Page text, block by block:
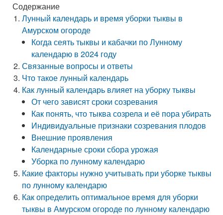
Содержание
Лунный календарь и время уборки тыквы в
Амурском огороде
Когда сеять тыквы и кабачки по Лунному
календарю в 2024 году
Связанные вопросы и ответы
Что такое лунный календарь
Как лунный календарь влияет на уборку тыквы
От чего зависят сроки созревания
Как понять, что тыква созрела и её пора убирать
Индивидуальные признаки созревания плодов
Внешние проявления
Календарные сроки сбора урожая
Уборка по лунному календарю
Какие факторы нужно учитывать при уборке тыквы
по лунному календарю
Как определить оптимальное время для уборки
тыквы в Амурском огороде по лунному календарю